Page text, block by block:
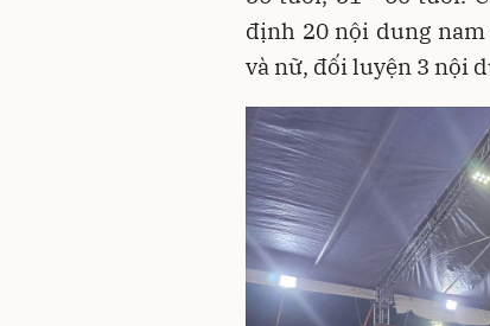
định 20 nội dung
và nữ, đối luyện 3 nội